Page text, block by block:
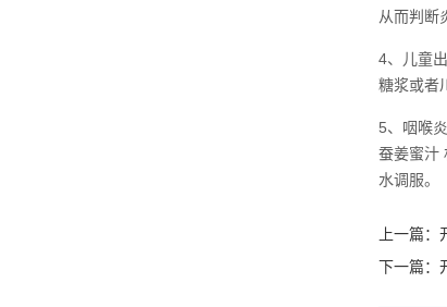
从而判断
4、儿童
糖浆或者
5、咽喉
蚕姜蜜汁
水调服。
上一篇：
下一篇：